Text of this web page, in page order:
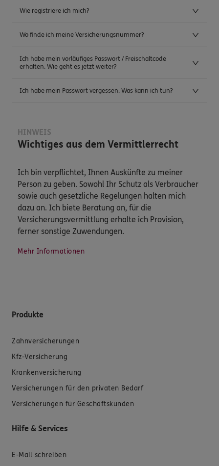
Wie registriere ich mich?
Wo finde ich meine Versicherungsnummer?
Ich habe mein vorläufiges Passwort / Freischaltcode
erhalten. Wie geht es jetzt weiter?
Ich habe mein Passwort vergessen. Was kann ich tun?
HINWEIS
Wichtiges aus dem Vermittlerrecht
Ich bin verpflichtet, Ihnen Auskünfte zu meiner
Person zu geben. Sowohl Ihr Schutz als Verbraucher
sowie auch gesetzliche Regelungen halten mich
dazu an. Ich biete Beratung an, für die
Versicherungsvermittlung erhalte ich Provision,
ferner sonstige Zuwendungen.
Mehr Informationen
Produkte
Zahnversicherungen
Kfz-Versicherung
Krankenversicherung
Versicherungen für den privaten Bedarf
Versicherungen für Geschäftskunden
Hilfe & Services
E-Mail schreiben